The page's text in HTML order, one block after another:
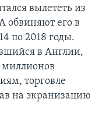
вылететь из
обвиняют его в
по 2018 годы.
в Англии,
миллионов
торговле
на экранизацию